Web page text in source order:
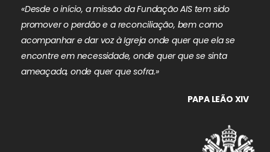
«Desde o início, a missão da Fundação AIS tem sido
promover o perdão e a reconciliação, bem como
acompanhar e dar voz à Igreja onde quer que ela se
encontre em necessidade, onde quer que se sinta
ameaçada, onde quer que sofra.»
PAPA LEÃO XIV